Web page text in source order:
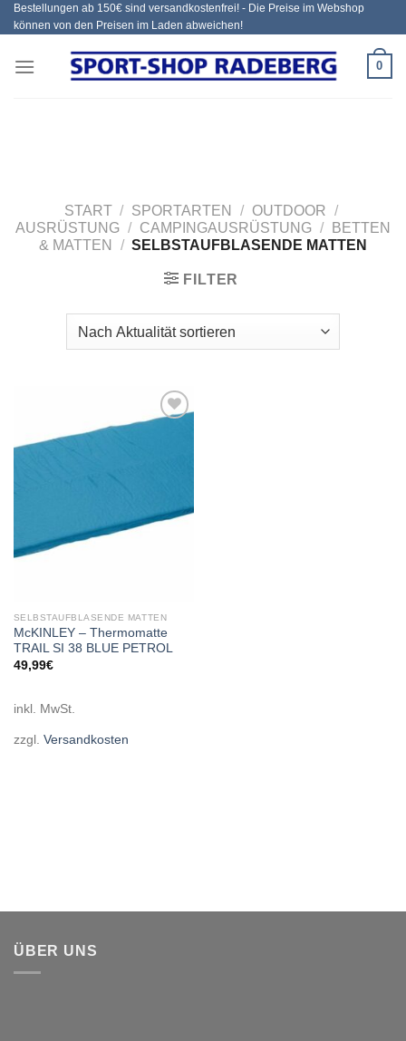
Zum
Inhalt
Bestellungen ab 150€ sind versandkostenfrei! - Die Preise im Webshop
können von den Preisen im Laden abweichen!
0
START / SPORTARTEN / OUTDOOR /
AUSRÜSTUNG / CAMPINGAUSRÜSTUNG /
BETTEN
& MATTEN
/ SELBSTAUFBLASENDE MATTEN
FILTER
SELBSTAUFBLASENDE MATTEN
McKINLEY – Thermomatte
TRAIL SI 38 BLUE PETROL
49,99€
inkl. MwSt.
zzgl. Versandkosten
ÜBER UNS